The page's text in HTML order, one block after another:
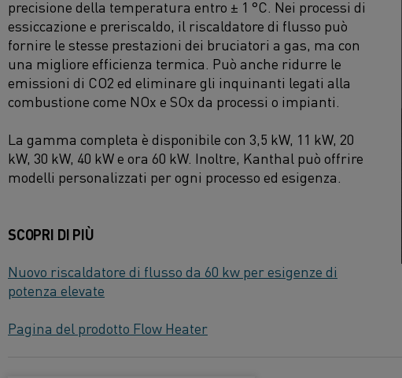
precisione della temperatura entro ± 1 °C. Nei processi di
essiccazione e preriscaldo, il riscaldatore di flusso può
fornire le stesse prestazioni dei bruciatori a gas, ma con
una migliore efficienza termica. Può anche ridurre le
emissioni di CO2 ed eliminare gli inquinanti legati alla
combustione come NOx e SOx da processi o impianti.
La gamma completa è disponibile con 3,5 kW, 11 kW, 20
kW, 30 kW, 40 kW e ora 60 kW. Inoltre, Kanthal può offrire
modelli personalizzati per ogni processo ed esigenza.
SCOPRI DI PIÙ
Nuovo riscaldatore di flusso da 60 kw per esigenze di
potenza elevate
Pagina del prodotto Flow Heater